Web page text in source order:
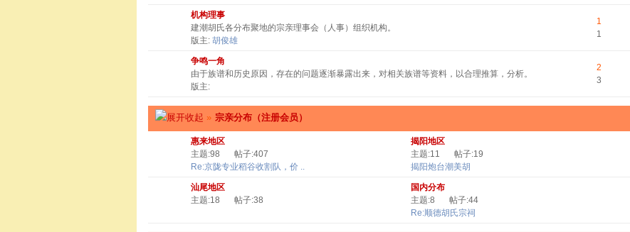
机构理事
建潮胡氏各分布聚地的宗亲理事会（人事）组织机构。
版主: 胡俊雄
1
1
争鸣一角
由于族谱和历史原因，存在的问题逐渐暴露出来，对相关族谱等资料，以合理推算，分析。
版主:
2
3
» 宗亲分布（注册会员）
惠来地区
主题:98
帖子:407
Re:京陇专业稻谷收割队，价 ..
揭阳地区
主题:11
帖子:19
揭阳炮台潮美胡
汕尾地区
主题:18
帖子:38
国内分布
主题:8
帖子:44
Re:顺德胡氏宗祠